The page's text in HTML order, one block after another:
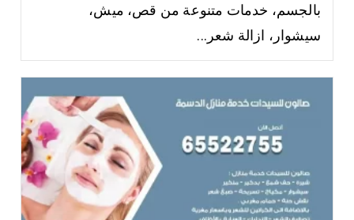
بالجسم، خدمات متنوعة من قص، ميش،
سيشوار، ازالة شعر...